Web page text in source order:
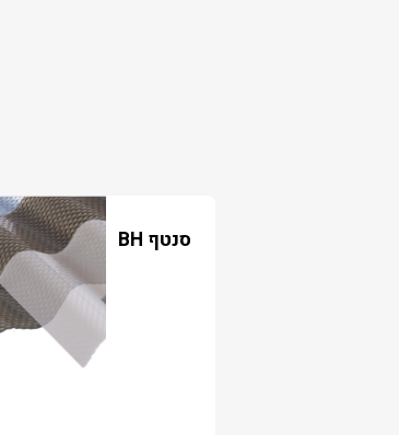
סנטף BH